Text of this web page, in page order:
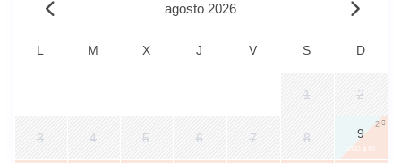
agosto 2026
L M X J V S D
1 2
3 4 5 6 7 8 9
USD $ 50
2